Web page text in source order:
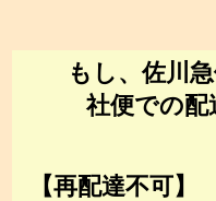
もし、佐川
社便での配
【再配達不可】